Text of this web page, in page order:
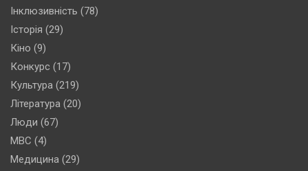
Інклюзивність (78)
Історія (29)
Кіно (9)
Конкурс (17)
Культура (219)
Література (20)
Люди (67)
МВС (4)
Медицина (29)